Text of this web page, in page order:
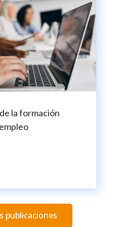
la formación
publicaciones